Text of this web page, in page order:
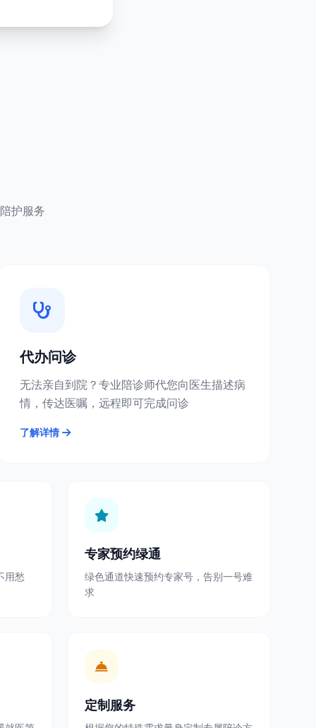
护服务
代办问诊
无法亲自到院？专业陪诊师代您向医生描述病
情，传达医嘱，远程即可完成问诊
了解详情
用愁
专家预约绿通
绿色通道快速预约专家号，告别一号难
求
定制服务